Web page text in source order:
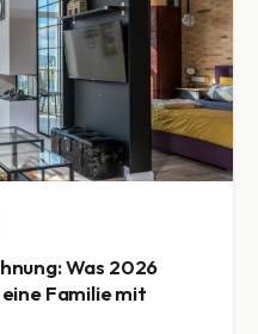
Was 2026
Familie mit